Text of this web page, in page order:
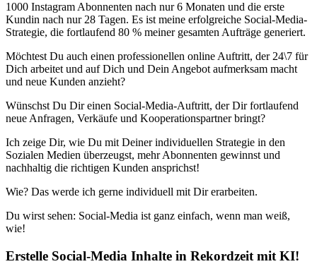
1000 Instagram Abonnenten nach nur 6 Monaten und die erste
Kundin nach nur 28 Tagen. Es ist meine erfolgreiche Social-Media-
Strategie, die fortlaufend 80 % meiner gesamten Aufträge generiert.
Möchtest Du auch einen professionellen online Auftritt, der 24\7 für
Dich arbeitet und auf Dich und Dein Angebot aufmerksam macht
und neue Kunden anzieht?
Wünschst Du Dir einen Social-Media-Auftritt, der Dir fortlaufend
neue Anfragen, Verkäufe und Kooperationspartner bringt?
Ich zeige Dir, wie Du mit Deiner individuellen Strategie in den
Sozialen Medien überzeugst, mehr Abonnenten gewinnst und
nachhaltig die richtigen Kunden ansprichst!
Wie? Das werde ich gerne individuell mit Dir erarbeiten.
Du wirst sehen: Social-Media ist ganz einfach, wenn man weiß,
wie!
Erstelle Social-Media Inhalte in Rekordzeit mit KI!